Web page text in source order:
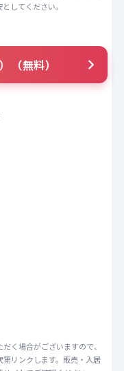
してください。
（無料）
く場合がございますので、
リンクします。販売・入居